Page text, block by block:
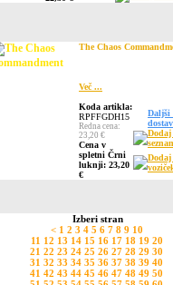
The Chaos
Več ...
Koda artikla:
RPFFGDH15
Redna cena:
23,20 €
Cena v
spletni Črni
luknji: 23,20
€
Daljši
Dodaj
Dodaj
Izberi stran
< 1 2 3 4 5 6 7 8 9 10
11 12 13 14 15 16 17 18 19 20
21 22 23 24 25 26 27 28 29 30
31 32 33 34 35 36 37 38 39 40
41 42 43 44 45 46 47 48 49 50